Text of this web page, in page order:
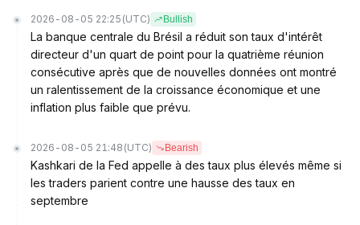
2026-08-05 22:25 (UTC) Bullish
La banque centrale du Brésil a réduit son taux d'intérêt
directeur d'un quart de point pour la quatrième réunion
consécutive après que de nouvelles données ont montré
un ralentissement de la croissance économique et une
inflation plus faible que prévu.
2026-08-05 21:48 (UTC) Bearish
Kashkari de la Fed appelle à des taux plus élevés même si
les traders parient contre une hausse des taux en
septembre